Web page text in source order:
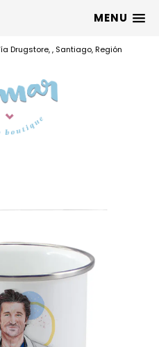
MENU
Drugstore, , Santiago, Región